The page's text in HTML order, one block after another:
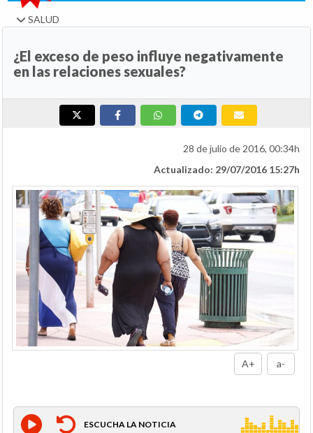
SALUD
¿El exceso de peso influye negativamente
en las relaciones sexuales?
28 de julio de 2016, 00:34h
Actualizado: 29/07/2016 15:27h
A+ a-
ESCUCHA LA NOTICIA